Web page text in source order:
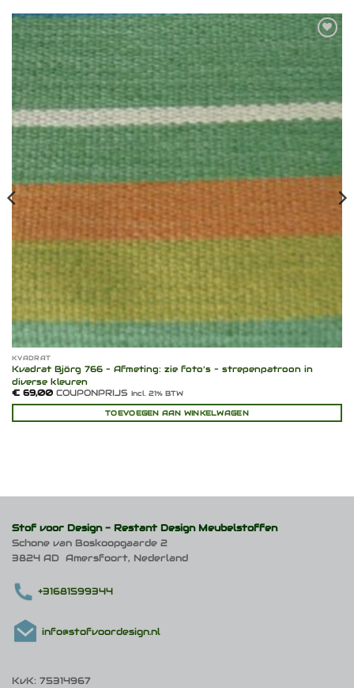
Toevoegen
verlanglijst
KVADRAT
Kvadrat Björg 766 – Afmeting: zie foto’s – strepenpatroon in
diverse kleuren
€69,00COUPONPRIJS Incl. 21% BTW
TOEVOEGEN AAN WINKELWAGEN
Stof voor Design - Restant Design Meubelstoffen
Schone van Boskoopgaarde 2
3824 AD Amersfoort, Nederland
+31681599344
info@stofvoordesign.nl
KvK: 75314967